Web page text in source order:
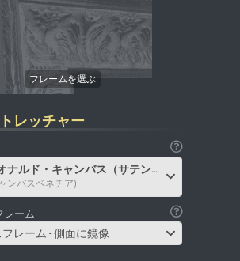
レッチャー
ナルド・キャンバス（サテン）
ンバスベネチア)
レーム
レーム - 側面に鏡像